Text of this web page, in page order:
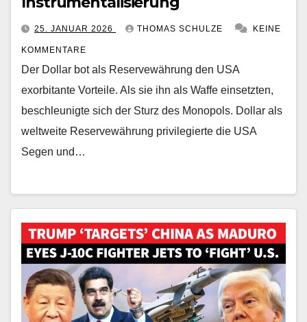
25. JANUAR 2026 THOMAS SCHULZE KEINE
KOMMENTARE
Der Dollar bot als Reservewährung den USA
exorbitante Vorteile. Als sie ihn als Waffe einsetzten,
beschleunigte sich der Sturz des Monopols. Dollar als
weltweite Reservewährung privilegierte die USA
Segen und…